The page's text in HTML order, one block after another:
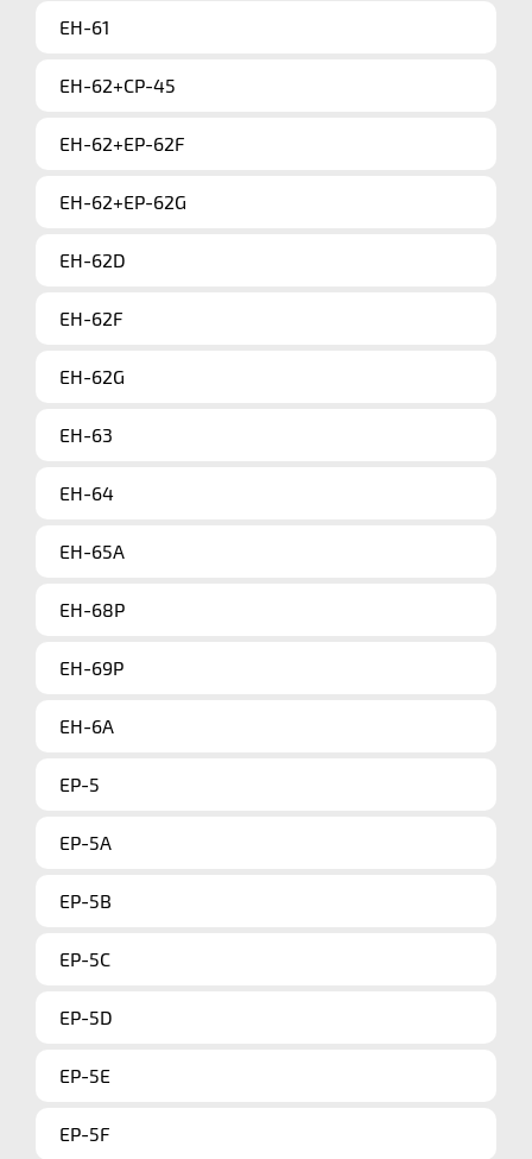
EH-61
EH-62+CP-45
EH-62+EP-62F
EH-62+EP-62G
EH-62D
EH-62F
EH-62G
EH-63
EH-64
EH-65A
EH-68P
EH-69P
EH-6A
EP-5
EP-5A
EP-5B
EP-5C
EP-5D
EP-5E
EP-5F